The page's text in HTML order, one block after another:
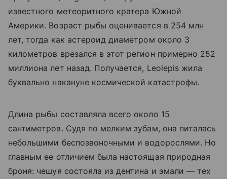
известного метеоритного кратера Южной
Америки. Возраст рыбы оценивается в 254 млн
лет, тогда как астероид диаметром около 3
километров врезался в этот регион примерно 252
миллиона лет назад. Получается, Leolepis жила
буквально накануне космической катастрофы.
Длина рыбы составляла всего около 15
сантиметров. Судя по мелким зубам, она питалась
небольшими беспозвоночными и водорослями. Но
главным ее отличием была настоящая природная
броня: чешуя состояла из дентина и эмали — тех